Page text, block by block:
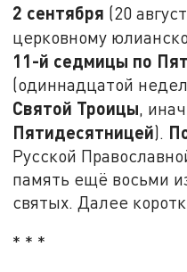
2 сентября (20
церковному
11-й седмицы по
(одиннадцатой
Святой Троицы,
Пятидесятницей).
Русской
память ещё восьми
святых. Далее
* * *